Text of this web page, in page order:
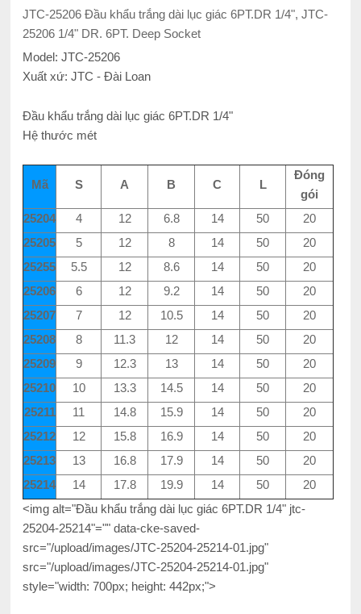
JTC-25206 Đầu khẩu trắng dài lục giác 6PT.DR 1/4", JTC-
25206 1/4" DR. 6PT. Deep Socket
Model: JTC-25206
Xuất xứ: JTC - Đài Loan
Đầu khẩu trắng dài lục giác 6PT.DR 1/4"
Hệ thước mét
Mã S A B C L
Đóng
gói
25204
4 12 6.8 14 50
20
25205
5 12 8 14 50
20
25255
5.5 12 8.6 14 50
20
25206
6 12 9.2 14 50
20
25207
7 12 10.5 14 50
20
25208
8 11.3 12 14 50
20
25209
9 12.3 13 14 50
20
25210
10 13.3 14.5 14 50
20
25211
11 14.8 15.9 14 50
20
25212
12 15.8 16.9 14 50
20
25213
13 16.8 17.9 14 50
20
25214
14 17.8 19.9 14 50
20
<img alt="Đầu khẩu trắng dài lục giác 6PT.DR 1/4" jtc-
25204-25214"="" data-cke-saved-
src="/upload/images/JTC-25204-25214-01.jpg"
src="/upload/images/JTC-25204-25214-01.jpg"
style="width: 700px; height: 442px;">